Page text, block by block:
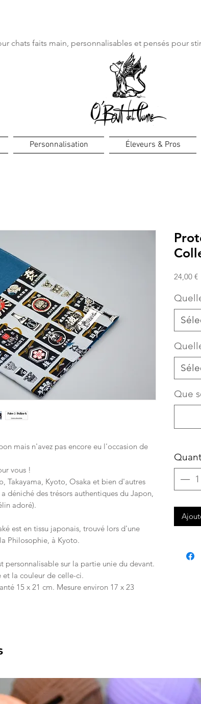
chats faits main, personnalisables et pensés pour
Personnalisation Éleveurs & Pros
mais n'avez pas encore eu l'occasion de
vous !
Takayama, Kyoto, Osaka et bien d'autres
déniché des trésors authentiques du Japon,
adoré).
est en tissu japonais, trouvé lors d'une
Philosophie, à Kyoto.
personnalisable sur la partie unie du devant.
la couleur de celle-ci.
15 x 21 cm. Mesure environ 17 x 23
24,00 €
Que